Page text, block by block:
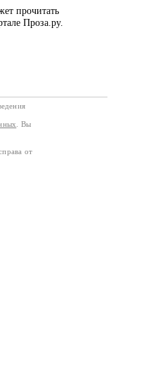
прочитать
Проза.ру.
. Вы
от